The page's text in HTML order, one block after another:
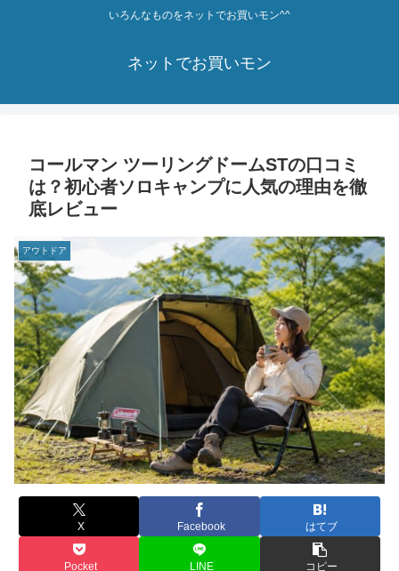
いろんなものをネットでお買いモン^^
ネットでお買いモン
コールマン ツーリングドームSTの口コミ
は？初心者ソロキャンプに人気の理由を徹
底レビュー
アウトドア
X Facebook はてブ
Pocket LINE コピー